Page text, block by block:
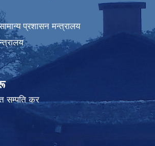
प्रशासन मन्त्रालय
सम्पति कर